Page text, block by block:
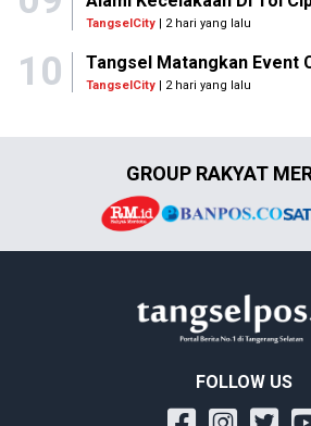
TangselCity| 2 hari yang lalu
10 Tangsel Matangkan Event
TangselCity | 2 hari yang lalu
GROUP RAKYAT
FOLLOW US